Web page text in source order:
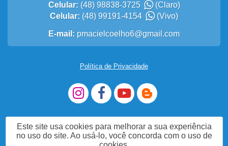
Celular: (48) 98838-3725
(Claro)
Celular: (48) 99191-4154 (Vivo)
E-mail: pmacielcoelho6@gmail.com
Política de Privacidade
Este site usa cookies para melhorar a sua experiência
no uso do site. Ao usá-lo, você concorda com o uso de